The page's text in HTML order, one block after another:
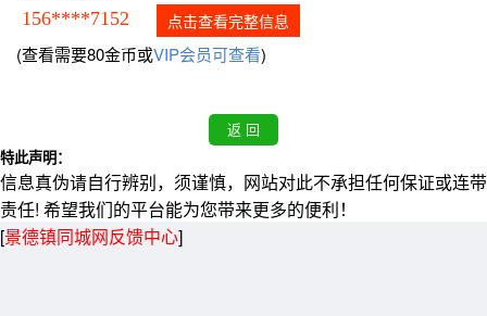
156****7152 点击查看完整信息
(查看需要80金币或VIP会员可查看)
特此声明：
信息真伪请自行辨别，须谨慎，网站对此不承担任何保证或连带
责任! 希望我们的平台能为您带来更多的便利！
[景德镇同城网反馈中心]